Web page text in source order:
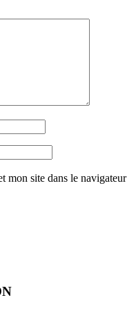
mon site dans le navigateur